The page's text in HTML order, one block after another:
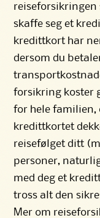
reiseforsikringen
skaffe seg et
kredittkort har
dersom du
forsikring koster
for hele familien,
kredittkortet
reisefølget ditt
personer,
med deg et
tross alt den
Mer om